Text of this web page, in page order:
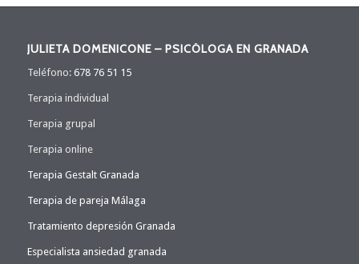
JULIETA DOMENICONE – PSICÓLOGA EN GRANADA
Teléfono: 678 76 51 15
Terapia individual
Terapia grupal
Terapia online
Terapia Gestalt Granada
Terapia de pareja Málaga
Tratamiento depresión Granada
Especialista ansiedad granada